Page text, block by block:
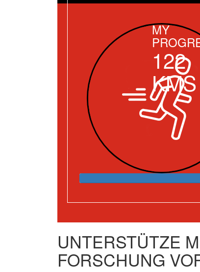
MY
122
KMS
UNTERSTÜTZE
FORSCHUNG